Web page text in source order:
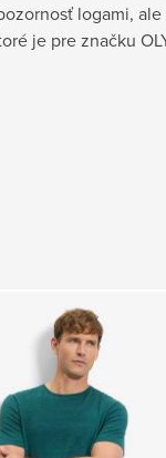
logami,
je pre značku